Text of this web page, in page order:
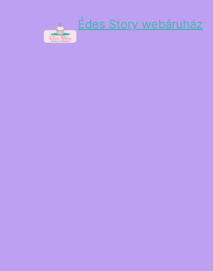
Édes Story webáruház